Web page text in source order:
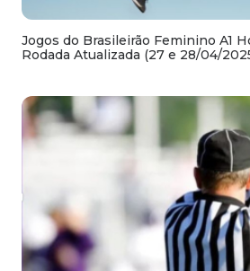
Jogos do Brasileirão Feminino A1
Rodada Atualizada (27 e 28/04/